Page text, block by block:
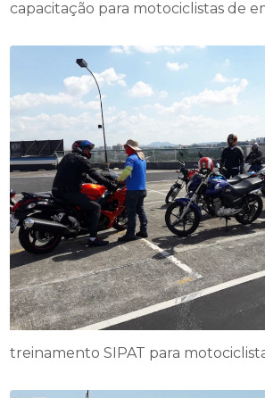
capacitação para motociclistas de
treinamento SIPAT para